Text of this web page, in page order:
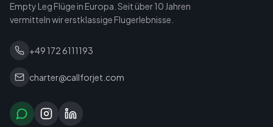
Empty Leg Flüge in Europa. Seit über 10 Jahren
vermitteln wir erstklassige Flugerlebnisse.
+49 172 6111193
charter@callforjet.com